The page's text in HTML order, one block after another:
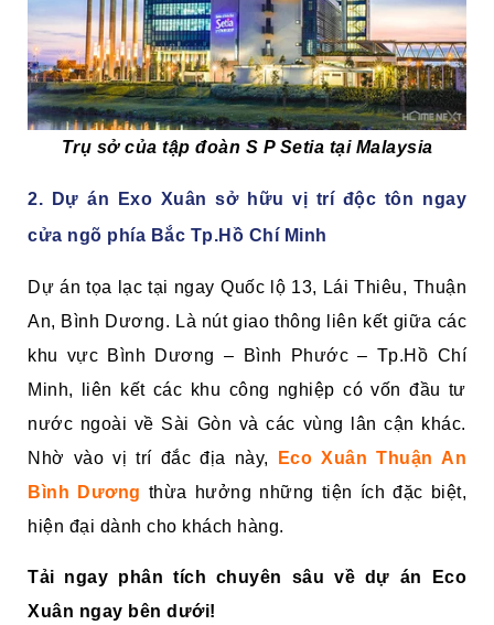
Trụ sở của tập đoàn S P Setia tại Malaysia
2. Dự án Exo Xuân sở hữu vị trí độc tôn ngay
cửa ngõ phía Bắc Tp.Hồ Chí Minh
Dự án tọa lạc tại ngay Quốc lộ 13, Lái Thiêu, Thuận
An, Bình Dương. Là nút giao thông liên kết giữa các
khu vực Bình Dương – Bình Phước – Tp.Hồ Chí
Minh, liên kết các khu công nghiệp có vốn đầu tư
nước ngoài về Sài Gòn và các vùng lân cận khác.
Nhờ vào vị trí đắc địa này,
Eco Xuân Thuận An
Bình Dương thừa hưởng những tiện ích đặc biệt,
hiện đại dành cho khách hàng.
Tải ngay phân tích chuyên sâu về dự án Eco
Xuân ngay bên dưới!